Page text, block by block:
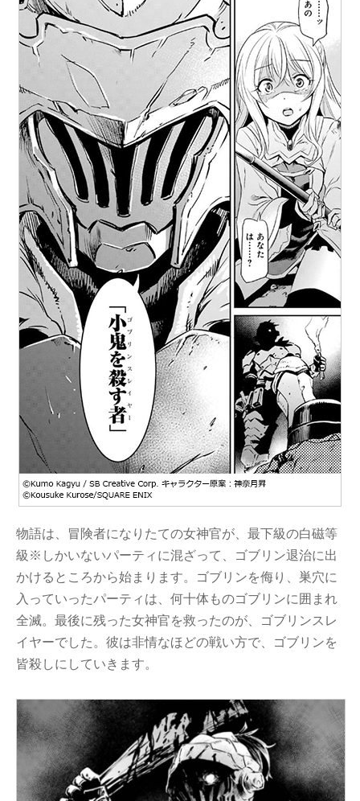
物語は、冒険者になりたての女神官が、最下級の白磁等
級※しかいないパーティに混ざって、ゴブリン退治に出
かけるところから始まります。ゴブリンを侮り、巣穴に
入っていったパーティは、何十体ものゴブリンに囲まれ
全滅。最後に残った女神官を救ったのが、ゴブリンスレ
イヤーでした。彼は非情なほどの戦い方で、ゴブリンを
皆殺しにしていきます。